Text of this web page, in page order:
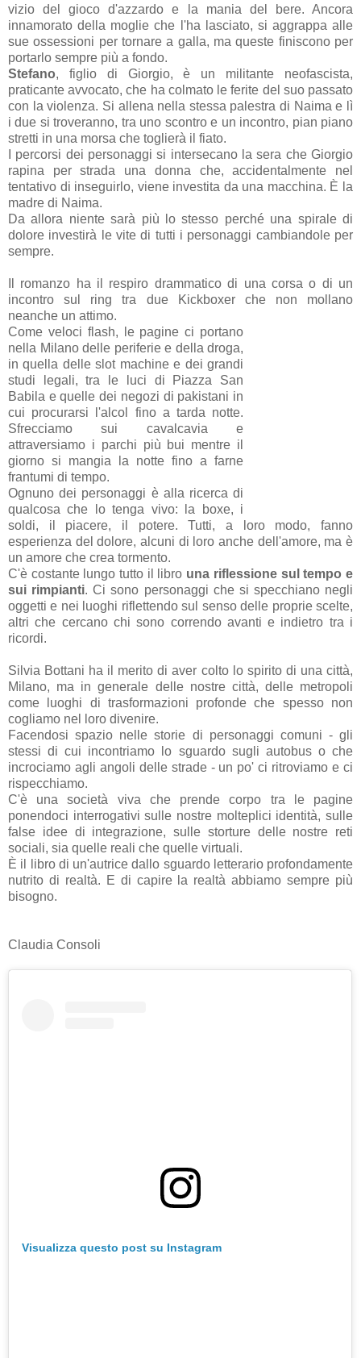
vizio del gioco d'azzardo e la mania del bere. Ancora
innamorato della moglie che l'ha lasciato, si aggrappa alle
sue ossessioni per tornare a galla, ma queste finiscono per
portarlo sempre più a fondo.
Stefano, figlio di Giorgio, è un militante neofascista,
praticante avvocato, che ha colmato le ferite del suo passato
con la violenza. Si allena nella stessa palestra di Naima e lì
i due si troveranno, tra uno scontro e un incontro, pian piano
stretti in una morsa che toglierà il fiato.
I percorsi dei personaggi si intersecano la sera che Giorgio
rapina per strada una donna che, accidentalmente nel
tentativo di inseguirlo, viene investita da una macchina. È la
madre di Naima.
Da allora niente sarà più lo stesso perché una spirale di
dolore investirà le vite di tutti i personaggi cambiandole per
sempre.
Il romanzo ha il respiro drammatico di una corsa o di un
incontro sul ring tra due Kickboxer che non mollano
neanche un attimo.
Come veloci flash, le pagine ci portano
nella Milano delle periferie e della droga,
in quella delle slot machine e dei grandi
studi legali, tra le luci di Piazza San
Babila e quelle dei negozi di pakistani in
cui procurarsi l'alcol fino a tarda notte.
Sfrecciamo sui cavalcavia e
attraversiamo i parchi più bui mentre il
giorno si mangia la notte fino a farne
frantumi di tempo.
Ognuno dei personaggi è alla ricerca di
qualcosa che lo tenga vivo: la boxe, i
soldi, il piacere, il potere. Tutti, a loro modo, fanno
esperienza del dolore, alcuni di loro anche dell'amore, ma è
un amore che crea tormento.
C'è costante lungo tutto il libro una riflessione sul tempo e
sui rimpianti. Ci sono personaggi che si specchiano negli
oggetti e nei luoghi riflettendo sul senso delle proprie scelte,
altri che cercano chi sono correndo avanti e indietro tra i
ricordi.
Silvia Bottani ha il merito di aver colto lo spirito di una città,
Milano, ma in generale delle nostre città, delle metropoli
come luoghi di trasformazioni profonde che spesso non
cogliamo nel loro divenire.
Facendosi spazio nelle storie di personaggi comuni - gli
stessi di cui incontriamo lo sguardo sugli autobus o che
incrociamo agli angoli delle strade - un po' ci ritroviamo e ci
rispecchiamo.
C'è una società viva che prende corpo tra le pagine
ponendoci interrogativi sulle nostre molteplici identità, sulle
false idee di integrazione, sulle storture delle nostre reti
sociali, sia quelle reali che quelle virtuali.
È il libro di un'autrice dallo sguardo letterario profondamente
nutrito di realtà. E di capire la realtà abbiamo sempre più
bisogno.
Claudia Consoli
Visualizza questo post su Instagram